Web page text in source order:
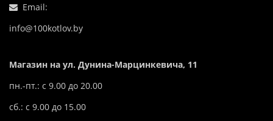
Email:
info@100kotlov.by
Магазин на ул. Дунина-Марцинкевича, 11
пн.-пт.: с 9.00 до 20.00
сб.: с 9.00 до 15.00